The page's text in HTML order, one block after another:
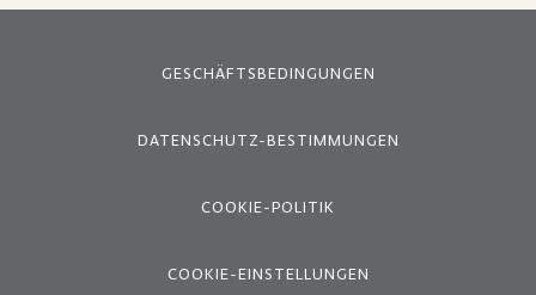
GESCHÄFTSBEDINGUNGEN
DATENSCHUTZ-BESTIMMUNGEN
COOKIE-POLITIK
COOKIE-EINSTELLUNGEN